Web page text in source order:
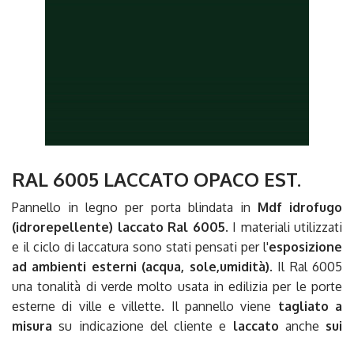
RAL 6005 LACCATO OPACO EST.
Pannello in legno per porta blindata in Mdf idrofugo
(idrorepellente) laccato Ral 6005. I materiali utilizzati
e il ciclo di laccatura sono stati pensati per l'esposizione
ad ambienti esterni (acqua, sole,umidità). Il Ral 6005
una tonalità di verde molto usata in edilizia per le porte
esterne di ville e villette. Il pannello viene tagliato a
misura su indicazione del cliente e laccato anche sui